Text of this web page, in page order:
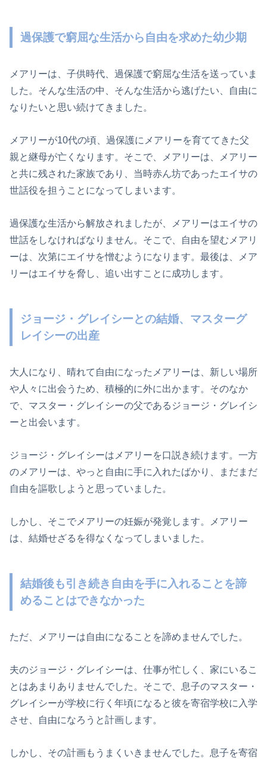
過保護で窮屈な生活から自由を求めた幼少期
メアリーは、子供時代、過保護で窮屈な生活を送っていま
した。そんな生活の中、そんな生活から逃げたい、自由に
なりたいと思い続けてきました。
メアリーが10代の頃、過保護にメアリーを育ててきた父
親と継母が亡くなります。そこで、メアリーは、メアリー
と共に残された家族であり、当時赤ん坊であったエイサの
世話役を担うことになってしまいます。
過保護な生活から解放されましたが、メアリーはエイサの
世話をしなければなりません。そこで、自由を望むメアリ
ーは、次第にエイサを憎むようになります。最後は、メア
リーはエイサを脅し、追い出すことに成功します。
ジョージ・グレイシーとの結婚、マスターグ
レイシーの出産
大人になり、晴れて自由になったメアリーは、新しい場所
や人々に出会うため、積極的に外に出かます。そのなか
で、マスター・グレイシーの父であるジョージ・グレイシ
ーと出会います。
ジョージ・グレイシーはメアリーを口説き続けます。一方
のメアリーは、やっと自由に手に入れたばかり、まだまだ
自由を謳歌しようと思っていました。
しかし、そこでメアリーの妊娠が発覚します。メアリー
は、結婚せざるを得なくなってしまいました。
結婚後も引き続き自由を手に入れることを諦
めることはできなかった
ただ、メアリーは自由になることを諦めませんでした。
夫のジョージ・グレイシーは、仕事が忙しく、家にいるこ
とはあまりありませんでした。そこで、息子のマスター・
グレイシーが学校に行く年頃になると彼を寄宿学校に入学
させ、自由になろうと計画します。
しかし、その計画もうまくいきませんでした。息子を寄宿